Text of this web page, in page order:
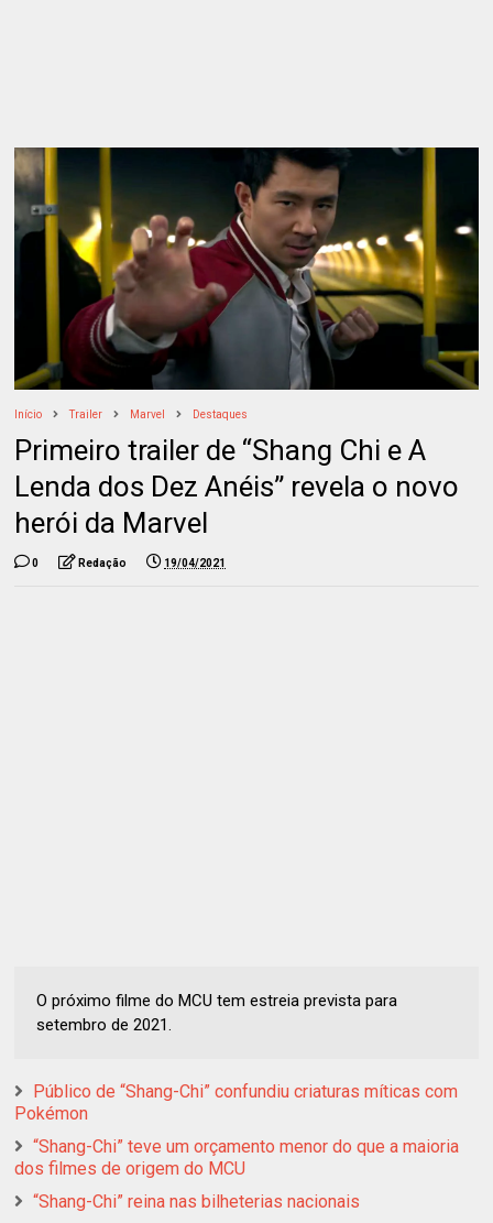
Início Trailer Marvel Destaques
Primeiro trailer de “Shang Chi e A
Lenda dos Dez Anéis” revela o novo
herói da Marvel
0 Redação 19/04/2021
O próximo filme do MCU tem estreia prevista para
setembro de 2021.
Público de “Shang-Chi” confundiu criaturas míticas com
Pokémon
“Shang-Chi” teve um orçamento menor do que a maioria
dos filmes de origem do MCU
“Shang-Chi” reina nas bilheterias nacionais